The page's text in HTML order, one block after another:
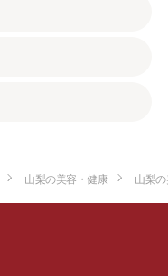
山梨の美容・健康 山梨